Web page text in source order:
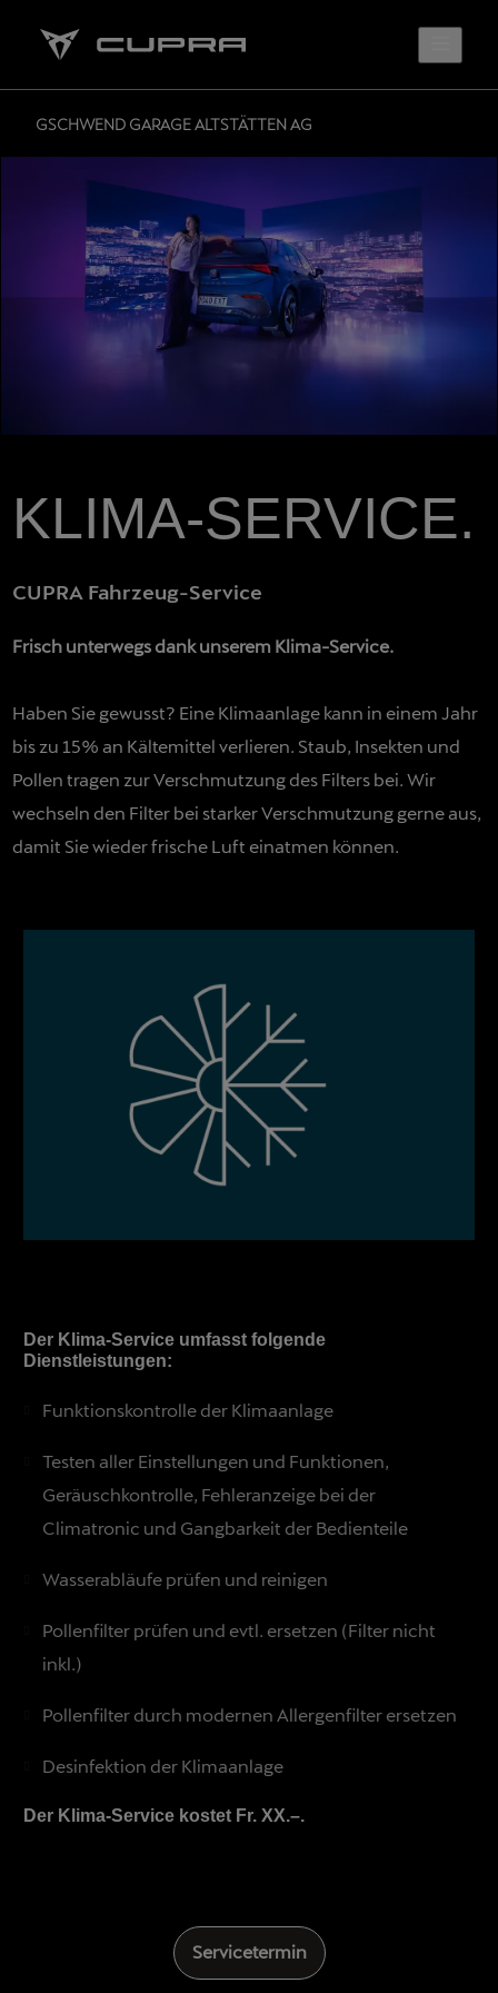
GSCHWEND GARAGE ALTSTÄTTEN AG
KLIMA-SERVICE.
CUPRA Fahrzeug-Service
Frisch unterwegs dank unserem Klima-Service.
Haben Sie gewusst? Eine Klimaanlage kann in einem Jahr
bis zu 15% an Kältemittel verlieren. Staub, Insekten und
Pollen tragen zur Verschmutzung des Filters bei. Wir
wechseln den Filter bei starker Verschmutzung gerne aus,
damit Sie wieder frische Luft einatmen können.
Der Klima-Service umfasst folgende
Dienstleistungen:
Funktionskontrolle der Klimaanlage
Testen aller Einstellungen und Funktionen,
Geräuschkontrolle, Fehleranzeige bei der
Climatronic und Gangbarkeit der Bedienteile
Wasserabläufe prüfen und reinigen
Pollenfilter prüfen und evtl. ersetzen (Filter nicht
inkl.)
Pollenfilter durch modernen Allergenfilter ersetzen
Desinfektion der Klimaanlage
Der Klima-Service kostet Fr. XX.–.
Servicetermin